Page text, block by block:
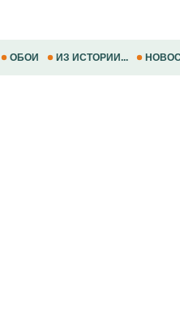
ОБОИ ИЗ ИСТОРИИ...